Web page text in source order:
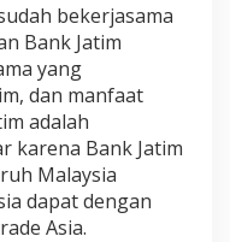
bekerjasama
Bank Jatim
yang
dan manfaat
adalah
karena Bank Jatim
Malaysia
dapat dengan
Asia.